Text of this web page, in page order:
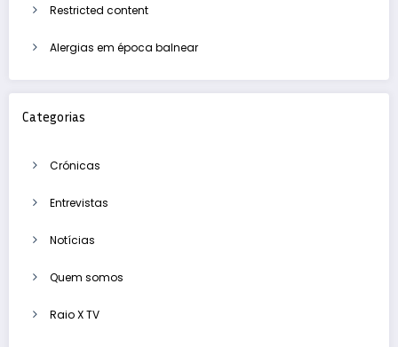
Restricted content
Alergias em época balnear
Categorias
Crónicas
Entrevistas
Notícias
Quem somos
Raio X TV